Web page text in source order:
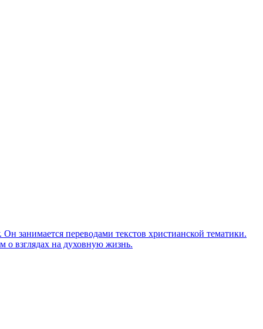
занимается переводами текстов христианской тематики.
о взглядах на духовную жизнь.